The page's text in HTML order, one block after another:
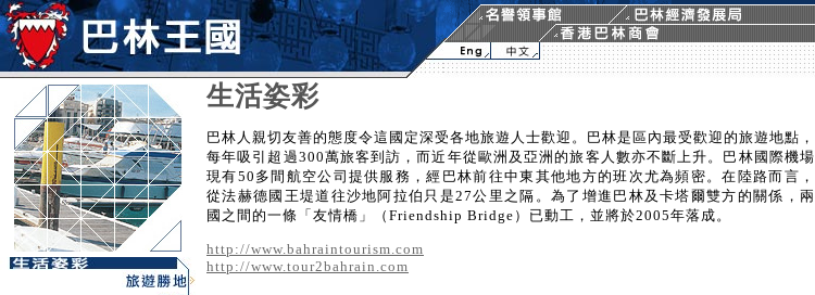
生活姿彩
巴林人親切友善的態度令這國定深受各地旅遊人士歡迎。巴林是區內最受歡迎的旅遊地點，
每年吸引超過300萬旅客到訪，而近年從歐洲及亞洲的旅客人數亦不斷上升。巴林國際機場
現有50多間航空公司提供服務，經巴林前往中東其他地方的班次尤為頻密。在陸路而言，
從法赫德國王堤道往沙地阿拉伯只是27公里之隔。為了增進巴林及卡塔爾雙方的關係，兩
國之間的一條「友情橋」（Friendship Bridge）已動工，並將於2005年落成。
http://www.bahraintourism.com
http://www.tour2bahrain.com